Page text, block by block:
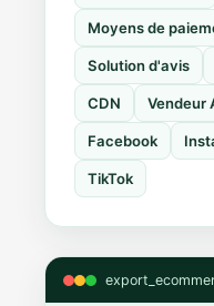
Moyens de
Solution d'avis
CDN Vendeur
Facebook
TikTok